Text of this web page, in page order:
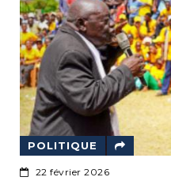
POLITIQUE
22 février 2026